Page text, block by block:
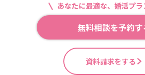
あなたに最適な、婚活プ
無料相談を予約す
資料請求をする